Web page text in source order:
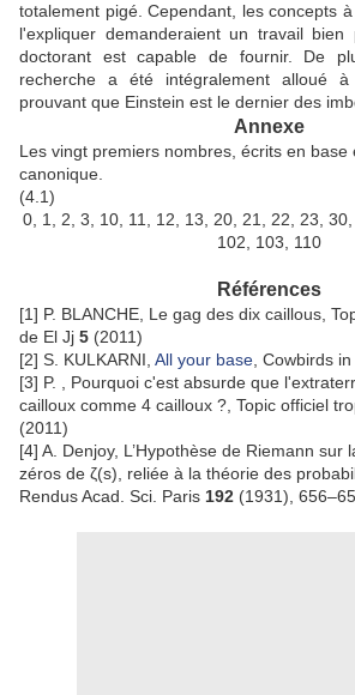
totalement pigé. Cependant, les concepts
l'expliquer demanderaient un travail
doctorant est capable de fournir. De
recherche a été intégralement alloué à
prouvant que Einstein est le dernier des
Annexe
Les vingt premiers nombres, écrits en base
canonique.
(4.1)
0, 1, 2, 3, 10, 11, 12, 13, 20, 21, 22, 23, 30,
102, 103, 110
Références
[1] P. BLANCHE, Le gag des dix caillous,
de El Jj 5 (2011)
[2] S. KULKARNI, All your base , Cowbirds
[3] P. , Pourquoi c'est absurde que
cailloux comme 4 cailloux ?, Topic officiel
(2011)
[4] A. Denjoy, L’Hypothèse de Riemann sur
zéros de ζ(s), reliée à la théorie des
Rendus Acad. Sci. Paris 192 (1931),